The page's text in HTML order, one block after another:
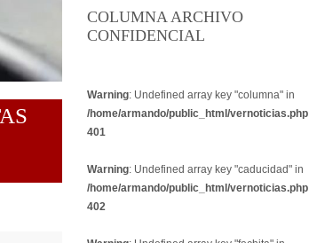
COLUMNA ARCHIVO
CONFIDENCIAL
Warning: Undefined array key "columna" in
/home/armando/public_html/vernoticias.php
401
Warning: Undefined array key "caducidad" in
/home/armando/public_html/vernoticias.php
402